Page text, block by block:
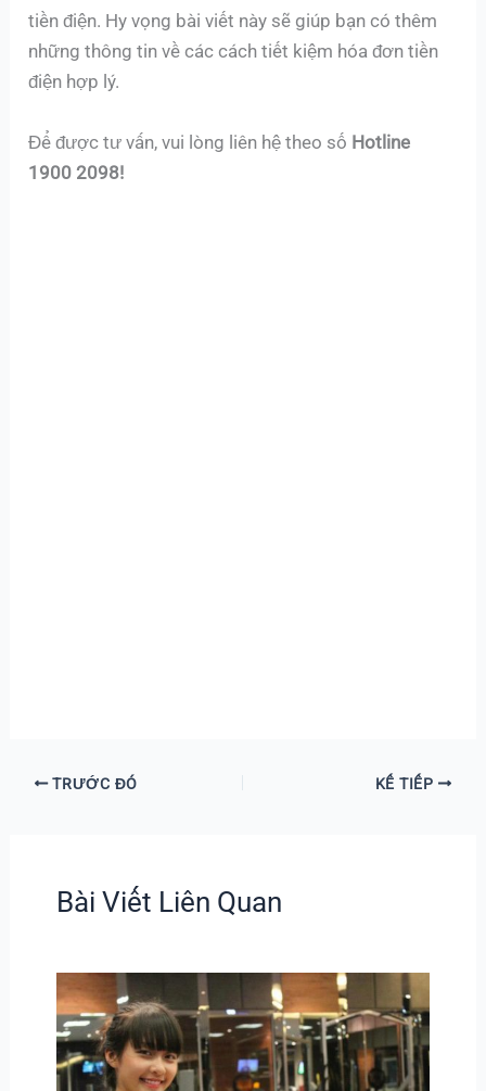
tiền điện. Hy vọng bài viết này sẽ giúp bạn có thêm
những thông tin về các cách tiết kiệm hóa đơn tiền
điện hợp lý.
Để được tư vấn, vui lòng liên hệ theo số Hotline
1900 2098!
TRƯỚC ĐÓ KẾ TIẾP
Bài Viết Liên Quan